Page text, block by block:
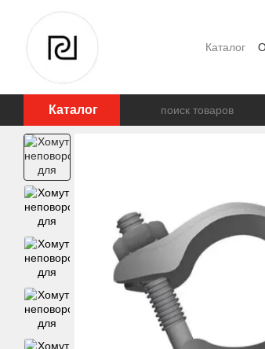
Перейти к основному контенту
Каталог
Каталог